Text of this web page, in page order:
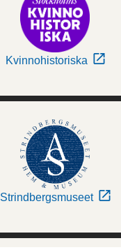
Kvinnohistoriska
Strindbergsmuseet